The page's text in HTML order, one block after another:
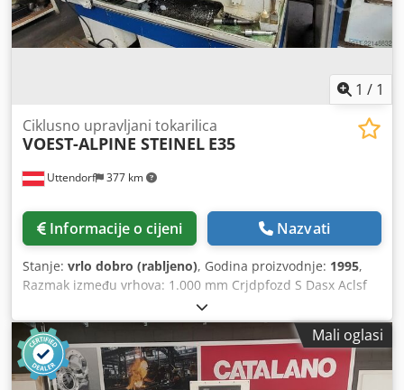
1 / 1
Uttendorf 377 km
Ciklusno upravljani tokarilica
VOEST-ALPINE STEINEL E35
Informacije o cijeni Nazvati
Stanje: vrlo dobro (rabljeno), Godina proizvodnje: 1995,
Razmak između vrhova: 1.000 mm Crjdpfozd S Dasx Aclsf
Promjer obrtaja: 410 mm Prolaz vretena: 54 mm Prihvat za
pinolu: MK 4 Težina stroja: cca 2,1 t Uključuje tročeljusnu
glavu Uključuje Multifix brzi izmjenjivač držača alata
Uključuje rotirajuće centre
Mali oglasi